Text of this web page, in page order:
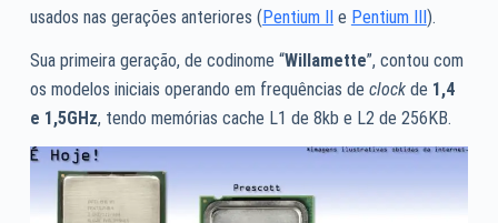
usados nas gerações anteriores (Pentium IIe Pentium III).
Sua primeira geração, de codinome “Willamette”, contou com
os modelos iniciais operando em frequências de clockde 1,4
e 1,5GHz, tendo memórias cache L1 de 8kb e L2 de 256KB.